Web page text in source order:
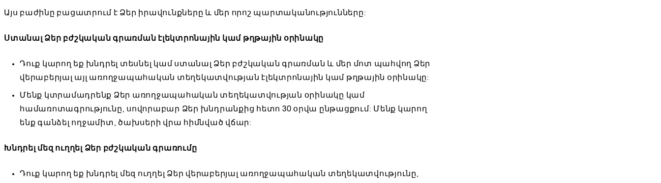
Այս բաժինը բացատրում է Ձեր իրավունքները և մեր որոշ պարտականությունները:
Ստանալ Ձեր բժշկական գրառման էլեկտրոնային կամ թղթային օրինակը
Դուք կարող եք խնդրել տեսնել կամ ստանալ Ձեր բժշկական գրառման և մեր մոտ պահվող Ձեր
վերաբերյալ այլ առողջապահական տեղեկատվության էլեկտրոնային կամ թղթային օրինակը:
Մենք կտրամադրենք Ձեր առողջապահական տեղեկատվության օրինակը կամ
համառոտագրությունը, սովորաբար Ձեր խնդրանքից հետո 30 օրվա ընթացքում: Մենք կարող
ենք գանձել ողջամիտ, ծախսերի վրա հիմնված վճար:
Խնդրել մեզ ուղղել Ձեր բժշկական գրառումը
Դուք կարող եք խնդրել մեզ ուղղել Ձեր վերաբերյալ առողջապահական տեղեկատվությունը,